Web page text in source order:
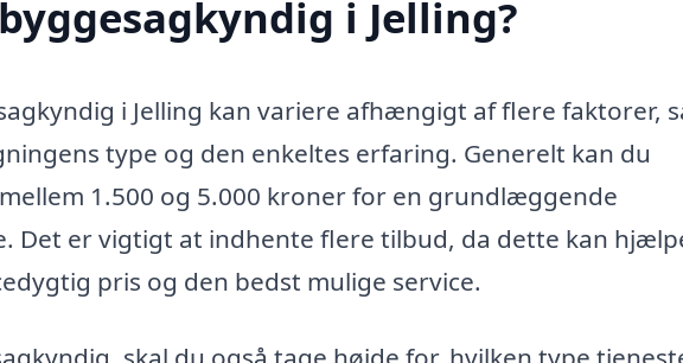
i Jelling?
i Jelling kan variere afhængigt af flere faktorer,
type og den enkeltes erfaring. Generelt kan du
1.500 og 5.000 kroner for en grundlæggende
Det er vigtigt at indhente flere tilbud, da dette kan
pris og den bedst mulige service.